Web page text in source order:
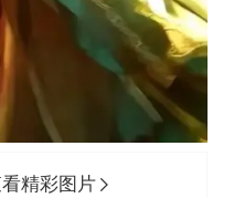
精彩图片